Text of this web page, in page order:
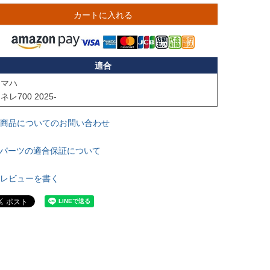
カートに入れる
適合
ハ
レ700 2025-
商品についてのお問い合わせ
パーツの適合保証について
レビューを書く